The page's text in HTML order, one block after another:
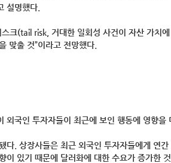
설명했다.
크(tail risk, 거대한 일회성 사건이 자산 가치
맞출 것”이라고 전망했다.
외국인 투자자들이 최근에 보인 행동에 영향을
다. 상장사들은 최근 외국인 투자자들에게 연
이 있기 때문에 달러화에 대한 수요가 증가한 것.